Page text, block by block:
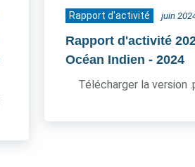
Rapport d'activité juin
Rapport d'activité
Océan Indien - 2024
Télécharger la version